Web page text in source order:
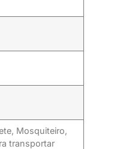
Mosquiteiro,
transportar